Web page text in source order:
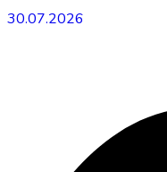
30.07.2026